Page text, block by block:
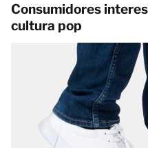
Consumidores
cultura pop